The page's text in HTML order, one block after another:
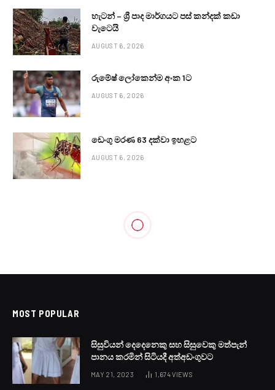
හැටන් – ශ්‍රී පාද මාර්ගයට පස් කන්දක් කඩා
වැටෙයි
AUGUST 6, 2026
රුමේෂ් ලෝකෙන්ම අංක 1ට
AUGUST 6, 2026
ඩෙංගු මරණ 63 දක්වා ඉහළට
AUGUST 6, 2026
අද බොහෝ ප්‍රදේශවලට විටින් විට